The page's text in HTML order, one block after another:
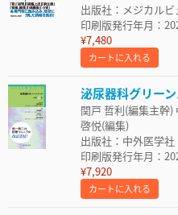
出版社：メジカル
印刷版発行年月：
¥7,480
カートに入れる
泌尿器科グリー
関戸 哲利(編集主幹)
啓悦(編集)
出版社：中外医学社
印刷版発行年月：
¥7,920
カートに入れる